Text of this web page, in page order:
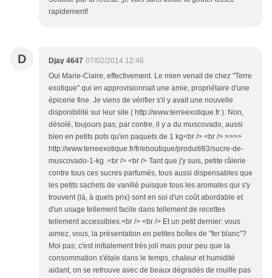
rapidement!
D Djay 4647 07/02/2014 12:46
Oui Marie-Claire, effectivement. Le mien venait de chez "Terre
exotique" qui en approvisionnait une amie, propriétaire d'une
épicerie fine. Je viens de vérifier s'il y avait une nouvelle
disponibilité sur leur site ( http://www.terreexotique.fr ). Non,
désolé, toujours pas; par contre, il y a du muscovado, aussi
bien en petits pots qu'en paquets de 1 kg<br /> <br /> >>>>
http://www.terreexotique.fr/fr/eboutique/produit/83/sucre-de-
muscovado-1-kg .<br /> <br /> Tant que j'y suis, petite râlerie
contre tous ces sucres parfumés, tous aussi dispensables que
les petits sachets de vanillé puisque tous les aromates qui s'y
trouvent (là, à quels prix) sont en soi d'un coût abordable et
d'un usage tellement facile dans tellement de recettes
tellement accessibles.<br /> <br /> Et un petit dernier: vous
aimez, vous, la présentation en petites boîtes de "fer blanc"?
Moi pas; c'est initialement très joli mais pour peu que la
consommation s'étale dans le temps, chaleur et humidité
aidant, on se retrouve avec de beaux dégradés de rouille pas